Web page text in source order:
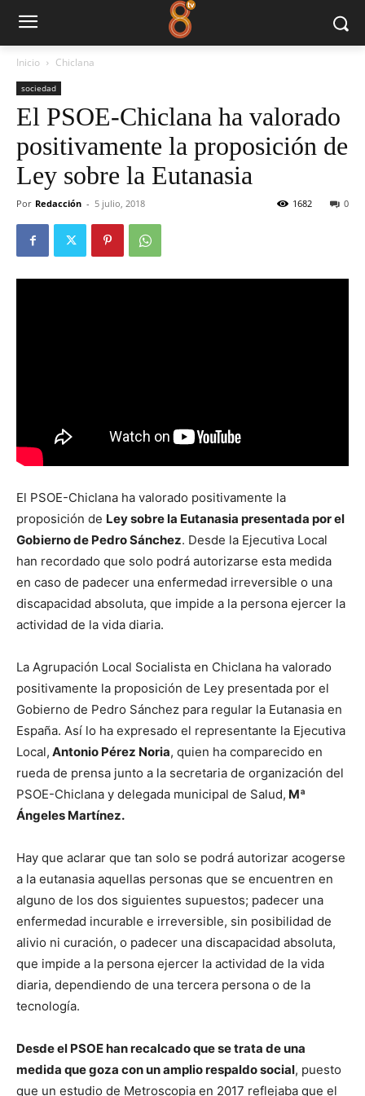
Inicio Chiclana
sociedad
El PSOE-Chiclana ha valorado
positivamente la proposición de
Ley sobre la Eutanasia
Por Redacción - 5 julio, 2018 0
1682
El PSOE-Chiclana ha valorado positivamente la
proposición de Ley sobre la Eutanasia presentada por el
Gobierno de Pedro Sánchez. Desde la Ejecutiva Local
han recordado que solo podrá autorizarse esta medida
en caso de padecer una enfermedad irreversible o una
discapacidad absoluta, que impide a la persona ejercer la
actividad de la vida diaria.
La Agrupación Local Socialista en Chiclana ha valorado
positivamente la proposición de Ley presentada por el
Gobierno de Pedro Sánchez para regular la Eutanasia en
España. Así lo ha expresado el representante la Ejecutiva
Local, Antonio Pérez Noria, quien ha comparecido en
rueda de prensa junto a la secretaria de organización del
PSOE-Chiclana y delegada municipal de Salud, Mª
Ángeles Martínez.
Hay que aclarar que tan solo se podrá autorizar acogerse
a la eutanasia aquellas personas que se encuentren en
alguno de los dos siguientes supuestos; padecer una
enfermedad incurable e irreversible, sin posibilidad de
alivio ni curación, o padecer una discapacidad absoluta,
que impide a la persona ejercer la actividad de la vida
diaria, dependiendo de una tercera persona o de la
tecnología.
Desde el PSOE han recalcado que se trata de una
medida que goza con un amplio respaldo social, puesto
que un estudio de Metroscopia en 2017 reflejaba que el